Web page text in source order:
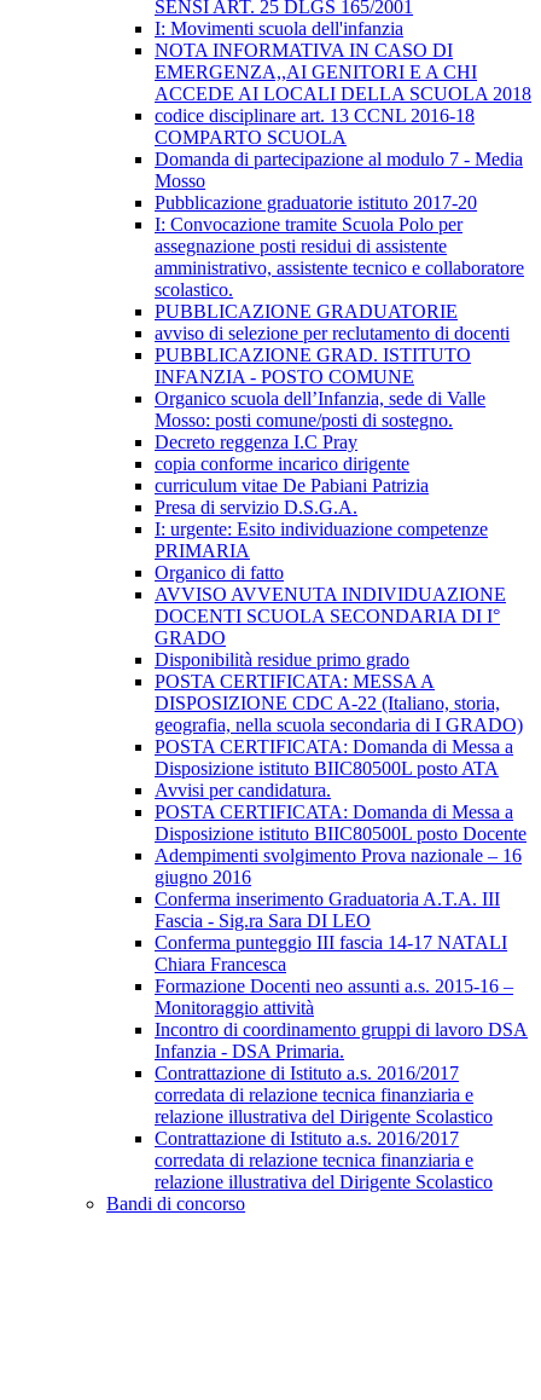
SENSI ART. 25 DLGS 165/2001
I: Movimenti scuola dell'infanzia
NOTA INFORMATIVA IN CASO DI
EMERGENZA,,AI GENITORI E A CHI
ACCEDE AI LOCALI DELLA SCUOLA 2018
codice disciplinare art. 13 CCNL 2016-18
COMPARTO SCUOLA
Domanda di partecipazione al modulo 7 - Media
Mosso
Pubblicazione graduatorie istituto 2017-20
I: Convocazione tramite Scuola Polo per
assegnazione posti residui di assistente
amministrativo, assistente tecnico e collaboratore
scolastico.
PUBBLICAZIONE GRADUATORIE
avviso di selezione per reclutamento di docenti
PUBBLICAZIONE GRAD. ISTITUTO
INFANZIA - POSTO COMUNE
Organico scuola dell’Infanzia, sede di Valle
Mosso: posti comune/posti di sostegno.
Decreto reggenza I.C Pray
copia conforme incarico dirigente
curriculum vitae De Pabiani Patrizia
Presa di servizio D.S.G.A.
I: urgente: Esito individuazione competenze
PRIMARIA
Organico di fatto
AVVISO AVVENUTA INDIVIDUAZIONE
DOCENTI SCUOLA SECONDARIA DI I°
GRADO
Disponibilità residue primo grado
POSTA CERTIFICATA: MESSA A
DISPOSIZIONE CDC A-22 (Italiano, storia,
geografia, nella scuola secondaria di I GRADO)
POSTA CERTIFICATA: Domanda di Messa a
Disposizione istituto BIIC80500L posto ATA
Avvisi per candidatura.
POSTA CERTIFICATA: Domanda di Messa a
Disposizione istituto BIIC80500L posto Docente
Adempimenti svolgimento Prova nazionale – 16
giugno 2016
Conferma inserimento Graduatoria A.T.A. III
Fascia - Sig.ra Sara DI LEO
Conferma punteggio III fascia 14-17 NATALI
Chiara Francesca
Formazione Docenti neo assunti a.s. 2015-16 –
Monitoraggio attività
Incontro di coordinamento gruppi di lavoro DSA
Infanzia - DSA Primaria.
Contrattazione di Istituto a.s. 2016/2017
corredata di relazione tecnica finanziaria e
relazione illustrativa del Dirigente Scolastico
Contrattazione di Istituto a.s. 2016/2017
corredata di relazione tecnica finanziaria e
relazione illustrativa del Dirigente Scolastico
Bandi di concorso